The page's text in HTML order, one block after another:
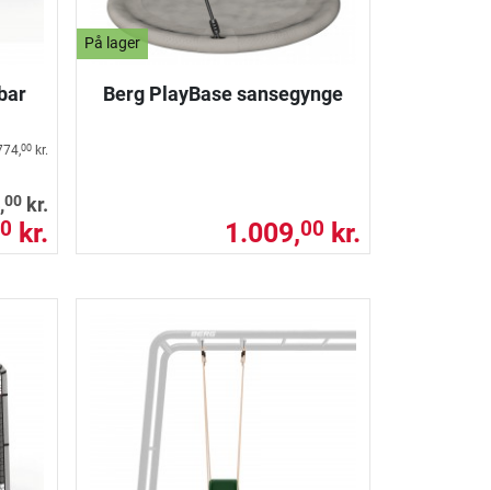
00 kr.
00 kr.
kr.
På lager
Berg PlayBase sansegynge
1.009,00 kr.